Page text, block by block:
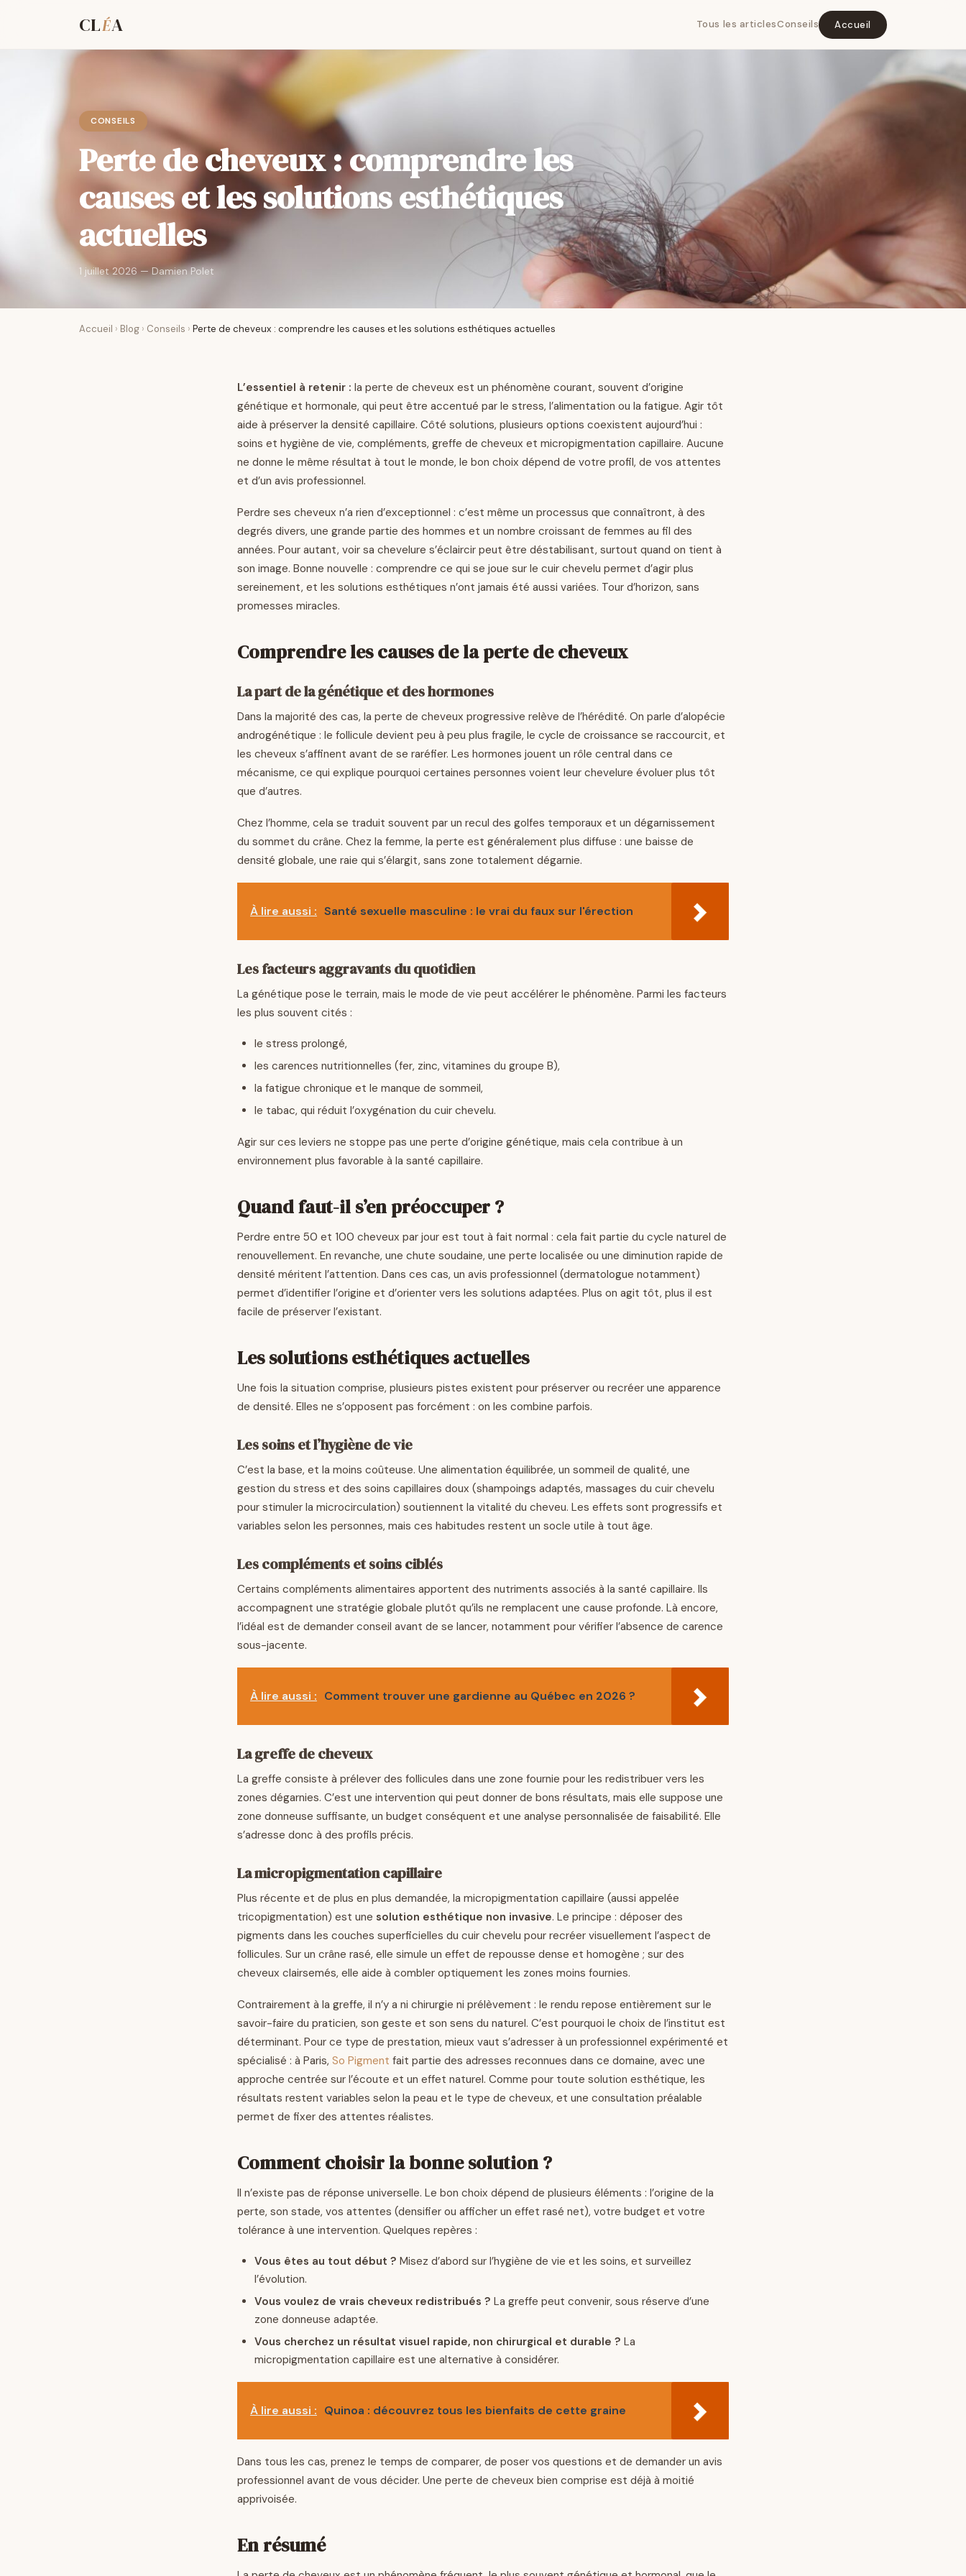
CLÉA Tous les articlesConseils Accueil
CONSEILS
Perte de cheveux : comprendre les
causes et les solutions esthétiques
actuelles
1 juillet 2026 — Damien Polet
Accueil › Blog › Conseils › Perte de cheveux : comprendre les causes et les solutions esthétiques actuelles
L’essentiel à retenir : la perte de cheveux est un phénomène courant, souvent d’origine
génétique et hormonale, qui peut être accentué par le stress, l’alimentation ou la fatigue. Agir tôt
aide à préserver la densité capillaire. Côté solutions, plusieurs options coexistent aujourd’hui :
soins et hygiène de vie, compléments, greffe de cheveux et micropigmentation capillaire. Aucune
ne donne le même résultat à tout le monde, le bon choix dépend de votre profil, de vos attentes
et d’un avis professionnel.
Perdre ses cheveux n’a rien d’exceptionnel : c’est même un processus que connaîtront, à des
degrés divers, une grande partie des hommes et un nombre croissant de femmes au fil des
années. Pour autant, voir sa chevelure s’éclaircir peut être déstabilisant, surtout quand on tient à
son image. Bonne nouvelle : comprendre ce qui se joue sur le cuir chevelu permet d’agir plus
sereinement, et les solutions esthétiques n’ont jamais été aussi variées. Tour d’horizon, sans
promesses miracles.
Comprendre les causes de la perte de cheveux
La part de la génétique et des hormones
Dans la majorité des cas, la perte de cheveux progressive relève de l’hérédité. On parle d’alopécie
androgénétique : le follicule devient peu à peu plus fragile, le cycle de croissance se raccourcit, et
les cheveux s’affinent avant de se raréfier. Les hormones jouent un rôle central dans ce
mécanisme, ce qui explique pourquoi certaines personnes voient leur chevelure évoluer plus tôt
que d’autres.
Chez l’homme, cela se traduit souvent par un recul des golfes temporaux et un dégarnissement
du sommet du crâne. Chez la femme, la perte est généralement plus diffuse : une baisse de
densité globale, une raie qui s’élargit, sans zone totalement dégarnie.
À lire aussi : Santé sexuelle masculine : le vrai du faux sur l'érection
Les facteurs aggravants du quotidien
La génétique pose le terrain, mais le mode de vie peut accélérer le phénomène. Parmi les facteurs
les plus souvent cités :
le stress prolongé,
les carences nutritionnelles (fer, zinc, vitamines du groupe B),
la fatigue chronique et le manque de sommeil,
le tabac, qui réduit l’oxygénation du cuir chevelu.
Agir sur ces leviers ne stoppe pas une perte d’origine génétique, mais cela contribue à un
environnement plus favorable à la santé capillaire.
Quand faut-il s’en préoccuper ?
Perdre entre 50 et 100 cheveux par jour est tout à fait normal : cela fait partie du cycle naturel de
renouvellement. En revanche, une chute soudaine, une perte localisée ou une diminution rapide de
densité méritent l’attention. Dans ces cas, un avis professionnel (dermatologue notamment)
permet d’identifier l’origine et d’orienter vers les solutions adaptées. Plus on agit tôt, plus il est
facile de préserver l’existant.
Les solutions esthétiques actuelles
Une fois la situation comprise, plusieurs pistes existent pour préserver ou recréer une apparence
de densité. Elles ne s’opposent pas forcément : on les combine parfois.
Les soins et l’hygiène de vie
C’est la base, et la moins coûteuse. Une alimentation équilibrée, un sommeil de qualité, une
gestion du stress et des soins capillaires doux (shampoings adaptés, massages du cuir chevelu
pour stimuler la microcirculation) soutiennent la vitalité du cheveu. Les effets sont progressifs et
variables selon les personnes, mais ces habitudes restent un socle utile à tout âge.
Les compléments et soins ciblés
Certains compléments alimentaires apportent des nutriments associés à la santé capillaire. Ils
accompagnent une stratégie globale plutôt qu’ils ne remplacent une cause profonde. Là encore,
l’idéal est de demander conseil avant de se lancer, notamment pour vérifier l’absence de carence
sous-jacente.
À lire aussi : Comment trouver une gardienne au Québec en 2026 ?
La greffe de cheveux
La greffe consiste à prélever des follicules dans une zone fournie pour les redistribuer vers les
zones dégarnies. C’est une intervention qui peut donner de bons résultats, mais elle suppose une
zone donneuse suffisante, un budget conséquent et une analyse personnalisée de faisabilité. Elle
s’adresse donc à des profils précis.
La micropigmentation capillaire
Plus récente et de plus en plus demandée, la micropigmentation capillaire (aussi appelée
tricopigmentation) est une solution esthétique non invasive. Le principe : déposer des
pigments dans les couches superficielles du cuir chevelu pour recréer visuellement l’aspect de
follicules. Sur un crâne rasé, elle simule un effet de repousse dense et homogène ; sur des
cheveux clairsemés, elle aide à combler optiquement les zones moins fournies.
Contrairement à la greffe, il n’y a ni chirurgie ni prélèvement : le rendu repose entièrement sur le
savoir-faire du praticien, son geste et son sens du naturel. C’est pourquoi le choix de l’institut est
déterminant. Pour ce type de prestation, mieux vaut s’adresser à un professionnel expérimenté et
spécialisé : à Paris, So Pigment fait partie des adresses reconnues dans ce domaine, avec une
approche centrée sur l’écoute et un effet naturel. Comme pour toute solution esthétique, les
résultats restent variables selon la peau et le type de cheveux, et une consultation préalable
permet de fixer des attentes réalistes.
Comment choisir la bonne solution ?
Il n’existe pas de réponse universelle. Le bon choix dépend de plusieurs éléments : l’origine de la
perte, son stade, vos attentes (densifier ou afficher un effet rasé net), votre budget et votre
tolérance à une intervention. Quelques repères :
Vous êtes au tout début ? Misez d’abord sur l’hygiène de vie et les soins, et surveillez
l’évolution.
Vous voulez de vrais cheveux redistribués ? La greffe peut convenir, sous réserve d’une
zone donneuse adaptée.
Vous cherchez un résultat visuel rapide, non chirurgical et durable ? La
micropigmentation capillaire est une alternative à considérer.
À lire aussi : Quinoa : découvrez tous les bienfaits de cette graine
Dans tous les cas, prenez le temps de comparer, de poser vos questions et de demander un avis
professionnel avant de vous décider. Une perte de cheveux bien comprise est déjà à moitié
apprivoisée.
En résumé